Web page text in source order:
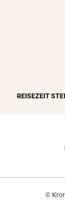
REISEZEIT
©